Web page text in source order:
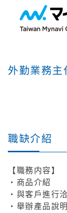
外勤業務主
職缺介紹
【職務内容】
・商品介紹
・與客戶進行
・舉辦產品說